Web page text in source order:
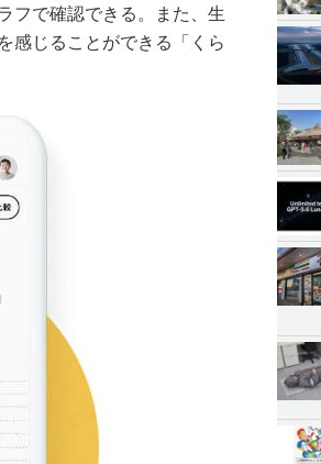
フで確認できる。また、生
感じることができる「くら